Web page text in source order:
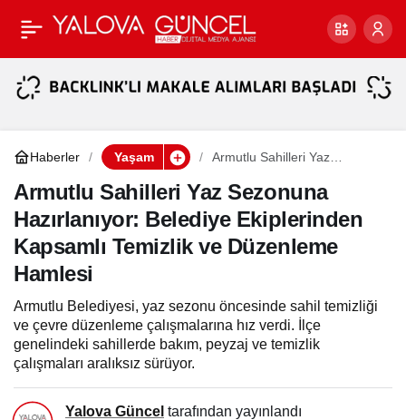
Haberler Yaşam
Armutlu Sahilleri Yaz
Belediye Ekiplerinden
Kapsamlı Temizlik ve
Düzenleme Hamlesi
Armutlu Sahilleri Yaz Sezonuna
Hazırlanıyor: Belediye Ekiplerinden
Kapsamlı Temizlik ve Düzenleme
Hamlesi
Armutlu Belediyesi, yaz sezonu öncesinde sahil temizliği
ve çevre düzenleme çalışmalarına hız verdi. İlçe
genelindeki sahillerde bakım, peyzaj ve temizlik
çalışmaları aralıksız sürüyor.
Yalova Güncel tarafından yayınlandı
Yalova’da Sineklerle
Mücadelede Yeni Dönem:
Kapanları Kuruldu
Paylaş